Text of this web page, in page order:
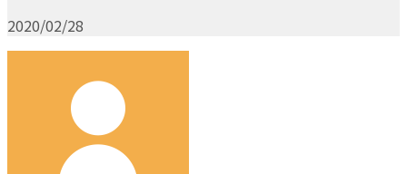
2020/02/28